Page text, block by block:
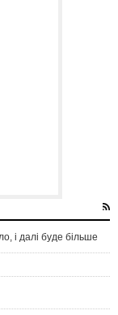
і далі буде більше